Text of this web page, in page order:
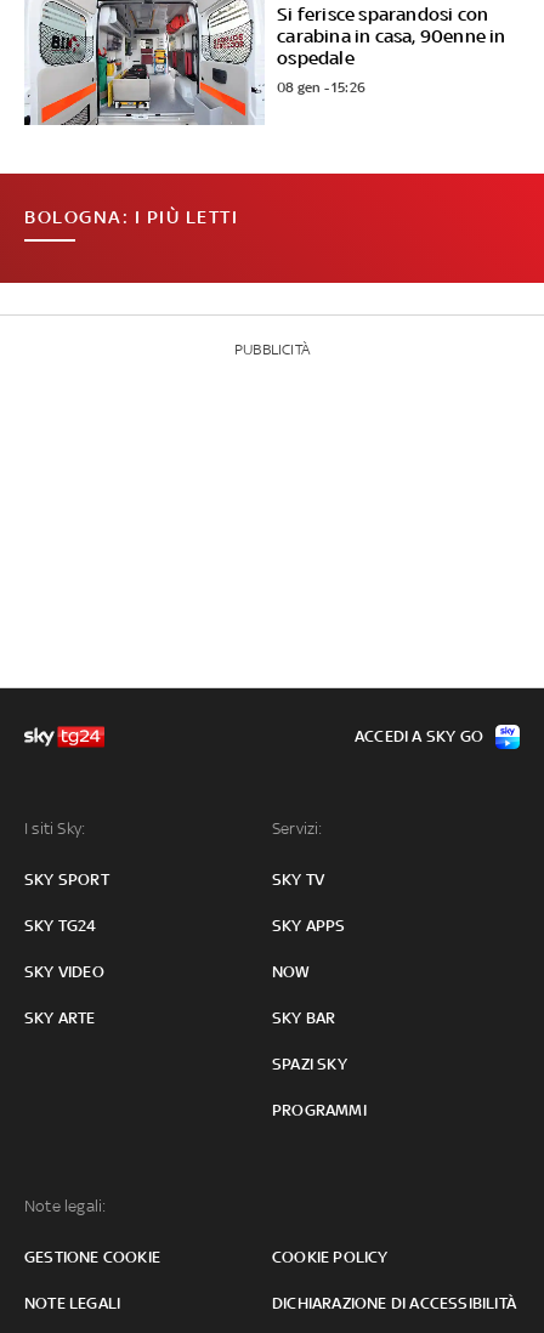
Si ferisce sparandosi con
carabina in casa, 90enne in
ospedale
08 gen - 15:26
BOLOGNA: I PIÙ LETTI
PUBBLICITÀ
I siti Sky:
SKY SPORT
SKY TG24
SKY VIDEO
SKY ARTE
Servizi:
SKY TV
SKY APPS
NOW
SKY BAR
SPAZI SKY
PROGRAMMI
Note legali:
GESTIONE COOKIE COOKIE POLICY
NOTE LEGALI DICHIARAZIONE DI ACCESSIBILITÀ
ACCEDI A SKY GO